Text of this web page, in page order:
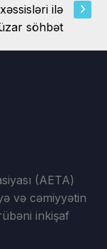
ilə
söhbət
(AETA)
və cəmiyyətin
inkişaf